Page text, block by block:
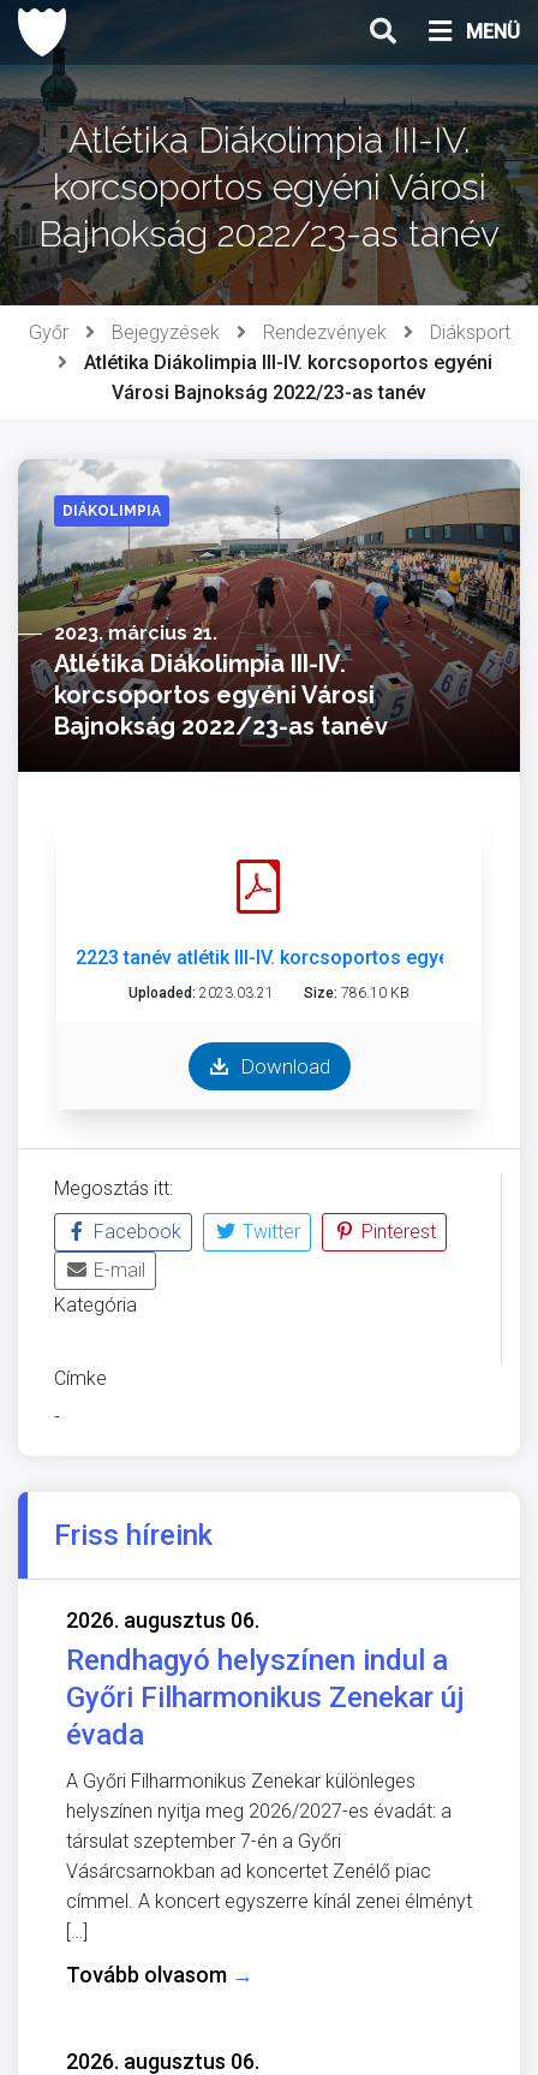
Ugrás
tartalomhoz
MENÜ
Atlétika Diákolimpia III-IV.
korcsoportos egyéni Városi
Bajnokság 2022/23-as tanév
Győr Bejegyzések Rendezvények
Diáksport
Atlétika Diákolimpia III-IV. korcsoportos egyéni
Városi Bajnokság 2022/23-as tanév
DIÁKOLIMPIA
2023. március 21.
Atlétika Diákolimpia III-IV.
korcsoportos egyéni Városi
Bajnokság 2022/23-as tanév
2223 tanév atlétik III-IV. korcsoportos egyéni
Uploaded: 2023.03.21 Size: 786.10 KB
Download
Megosztás itt:
Facebook
Twitter
Pinterest
E-mail
Kategória
Címke
-
Friss híreink
2026. augusztus 06.
Rendhagyó helyszínen indul a
Győri Filharmonikus Zenekar új
évada
A Győri Filharmonikus Zenekar különleges
helyszínen nyitja meg 2026/2027-es évadát: a
társulat szeptember 7-én a Győri
Vásárcsarnokban ad koncertet Zenélő piac
címmel. A koncert egyszerre kínál zenei élményt
[…]
Tovább olvasom →
2026. augusztus 06.